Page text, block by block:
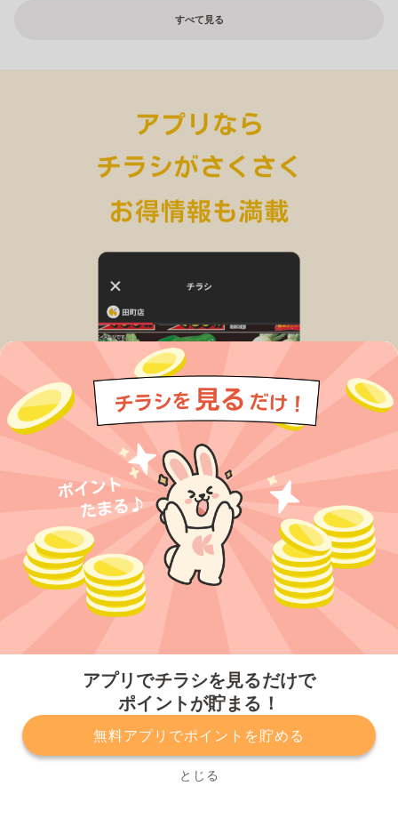
アプリでチラシを見るだけで
ポイントが貯まる！
無料アプリでポイントを貯める
とじる
すべて見る
プライバシーポリシー 利用規約
運営会社
サービスに関してのお問い合わせ